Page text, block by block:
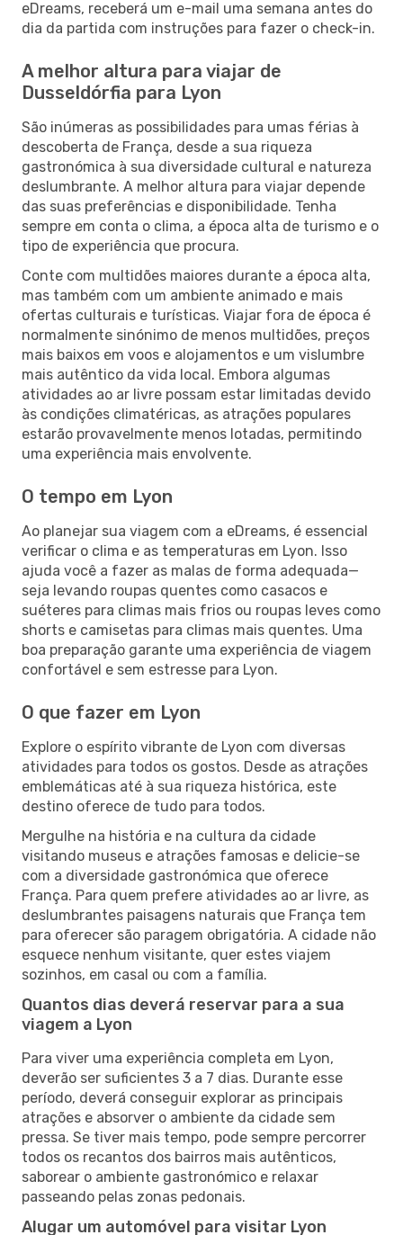
eDreams, receberá um e-mail uma semana antes do
dia da partida com instruções para fazer o check-in.
A melhor altura para viajar de
Dusseldórfia para Lyon
São inúmeras as possibilidades para umas férias à
descoberta de França, desde a sua riqueza
gastronómica à sua diversidade cultural e natureza
deslumbrante. A melhor altura para viajar depende
das suas preferências e disponibilidade. Tenha
sempre em conta o clima, a época alta de turismo e o
tipo de experiência que procura.
Conte com multidões maiores durante a época alta,
mas também com um ambiente animado e mais
ofertas culturais e turísticas. Viajar fora de época é
normalmente sinónimo de menos multidões, preços
mais baixos em voos e alojamentos e um vislumbre
mais autêntico da vida local. Embora algumas
atividades ao ar livre possam estar limitadas devido
às condições climatéricas, as atrações populares
estarão provavelmente menos lotadas, permitindo
uma experiência mais envolvente.
O tempo em Lyon
Ao planejar sua viagem com a eDreams, é essencial
verificar o clima e as temperaturas em Lyon. Isso
ajuda você a fazer as malas de forma adequada—
seja levando roupas quentes como casacos e
suéteres para climas mais frios ou roupas leves como
shorts e camisetas para climas mais quentes. Uma
boa preparação garante uma experiência de viagem
confortável e sem estresse para Lyon.
O que fazer em Lyon
Explore o espírito vibrante de Lyon com diversas
atividades para todos os gostos. Desde as atrações
emblemáticas até à sua riqueza histórica, este
destino oferece de tudo para todos.
Mergulhe na história e na cultura da cidade
visitando museus e atrações famosas e delicie-se
com a diversidade gastronómica que oferece
França. Para quem prefere atividades ao ar livre, as
deslumbrantes paisagens naturais que França tem
para oferecer são paragem obrigatória. A cidade não
esquece nenhum visitante, quer estes viajem
sozinhos, em casal ou com a família.
Quantos dias deverá reservar para a sua
viagem a Lyon
Para viver uma experiência completa em Lyon,
deverão ser suficientes 3 a 7 dias. Durante esse
período, deverá conseguir explorar as principais
atrações e absorver o ambiente da cidade sem
pressa. Se tiver mais tempo, pode sempre percorrer
todos os recantos dos bairros mais autênticos,
saborear o ambiente gastronómico e relaxar
passeando pelas zonas pedonais.
Alugar um automóvel para visitar Lyon